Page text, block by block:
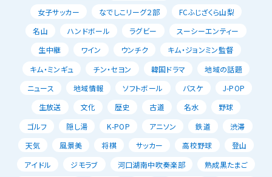
女子サッカー
なでしこリーグ２部
FCふじざくら山梨
名山
ハンドボール ラグビー
スーシーエンティー
生中継
ワイン ウンチク
キム・ジョンミン監督
キム・ミンギュ
チン・セヨン 韓国ドラマ
地域の話題
ニュース
地域情報 ソフトボール バスケ
J-POP
生放送
文化 歴史 古道 名水
野球
ゴルフ
隠し湯 K-POP アニソン 鉄道
渋滞
天気
風景美 将棋 サッカー 高校野球
登山
アイドル
ジモラブ 河口湖南中吹奏楽部
熟成黒たまご